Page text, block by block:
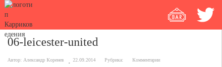
06-leicester-united
Автор: Александр Коренев 22.09.2014 Рубрика: Комментарии